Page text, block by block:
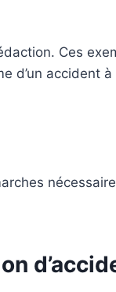
Ces
accident à